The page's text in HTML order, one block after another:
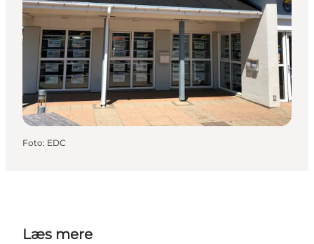
Foto: EDC
Læs mere